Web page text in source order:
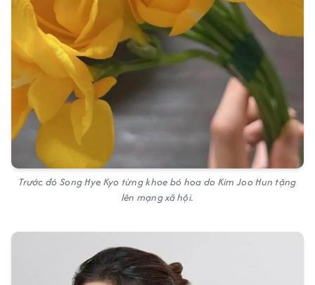
Trước đó Song Hye Kyo từng khoe bó hoa do Kim Joo Hun tặng
lên mạng xã hội.